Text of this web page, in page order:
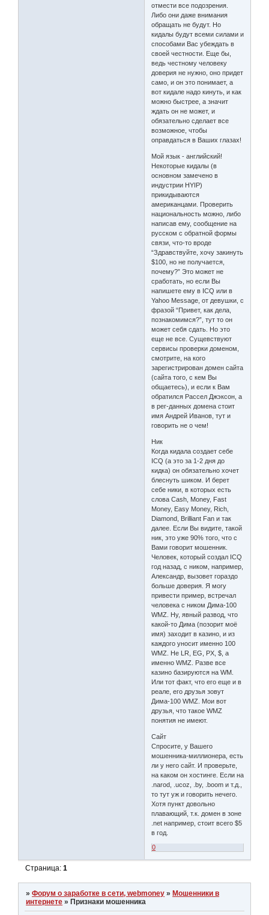
отмести все подозрения.
Либо они даже внимания
обращать не будут. Но
кидалы будут всеми силами и
способами Вас убеждать в
своей честности. Еще бы,
ведь честному человеку
доверия не нужно, оно придет
само, и он это понимает, а
вот кидале надо кинуть, и как
можно быстрее, а значит
ждать он не может, и
обязательно сделает все
возможное, чтобы
оправдаться в Ваших глазах!
Мой язык - английский!
Некоторые кидалы (в
основном замечено в
индустрии HYIP)
прикидываются
американцами. Проверить
национальность можно, либо
написав ему, сообщение на
русском с обратной формы
связи, что-то вроде
“Здравствуйте, хочу закинуть
$100, но не получается,
почему?” Это может не
сработать, но если Вы
напишете ему в ICQ или в
Yahoo Message, от девушки, с
фразой “Привет, как дела,
познакомимся?”, тут то он
может себя сдать. Но это
еще не все. Сущевствуют
сервисы проверки доменом,
смотрите, на кого
зарегистрирован домен сайта
(сайта того, с кем Вы
общаетесь), и если к Вам
обратился Рассел Джэксон, а
в рег-данных домена стоит
имя Андрей Иванов, тут и
говорить не о чем!
Ник
Когда кидала создает себе
ICQ (а это за 1-2 дня до
кидка) он обязательно хочет
блеснуть шиком. И берет
себе ники, в которых есть
слова Cash, Money, Fast
Money, Easy Money, Rich,
Diamond, Brilliant Fan и так
далее. Если Вы видите, такой
ник, это уже 90% того, что с
Вами говорит мошенник.
Человек, который создал ICQ
год назад, с ником, например,
Александр, вызовет гораздо
больше доверия. Я могу
привести пример, встречал
человека с ником Дима-100
WMZ. Ну, явный развод, что
какой-то Дима (позорит моё
имя) заходит в казино, и из
каждого уносит именно 100
WMZ. Не LR, EG, PX, $, а
именно WMZ. Разве все
казино базируются на WM.
Или тот факт, что его еще и в
реале, его друзья зовут
Дима-100 WMZ. Мои вот
друзья, что такое WMZ
понятия не имеют.
Сайт
Спросите, у Вашего
мошенника-миллионера, есть
ли у него сайт. И проверьте,
на каком он хостинге. Если на
.narod, .ucoz, .by, .boom и т.д.,
то тут уж и говорить нечего.
Хотя пункт довольно
плавающий, т.к. домен в зоне
.net например, стоит всего $5
в год.
0
Страница:1
»Форум о заработке в сети, webmoney » Мошенники в
интернете » Признаки мошенника